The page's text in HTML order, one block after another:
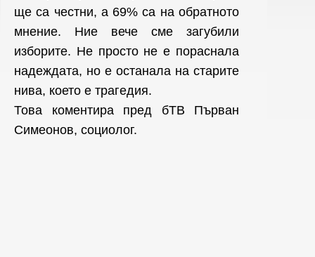
ще са честни, а 69% са на обратното
мнение. Ние вече сме загубили
изборите. Не просто не е пораснала
надеждата, но е останала на старите
нива, което е трагедия.
Това коментира пред бТВ Първан
Симеонов, социолог.